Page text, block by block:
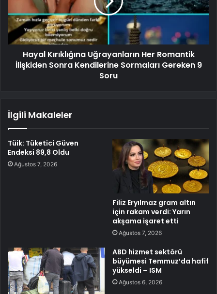
Hayal Kırıklığına Uğrayanların Her Romantik
İlişkiden Sonra Kendilerine Sormaları Gereken 9
Soru
İlgili Makaleler
Tüik: Tüketici Güven
Endeksi 89,8 Oldu
Ağustos 7, 2026
Filiz Eryılmaz gram altın
için rakam verdi: Yarın
akşama işaret etti
Ağustos 7, 2026
ABD hizmet sektörü
büyümesi Temmuz’da hafif
yükseldi – ISM
Ağustos 6, 2026